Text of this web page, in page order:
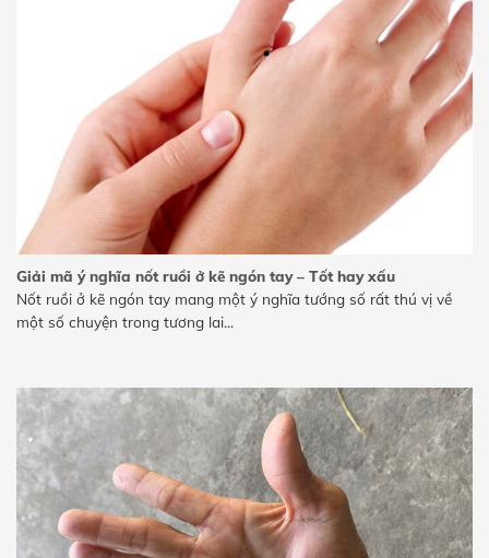
Giải mã ý nghĩa nốt ruồi ở kẽ ngón tay – Tốt hay xấu
Nốt ruồi ở kẽ ngón tay mang một ý nghĩa tướng số rất thú vị về
một số chuyện trong tương lai...